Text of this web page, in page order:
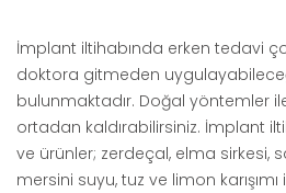
İmplant iltihabında erken tedavi
doktora gitmeden
bulunmaktadır. Doğal yöntemler
ortadan kaldırabilirsiniz. İmplant
ve ürünler; zerdeçal, elma sirkesi,
mersini suyu, tuz ve limon